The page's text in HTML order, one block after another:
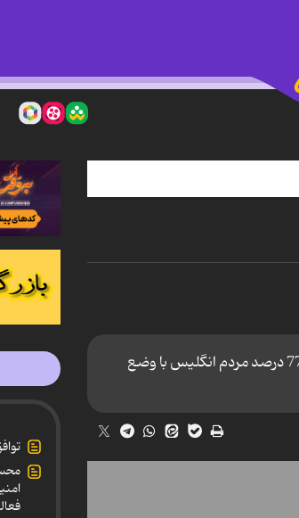
انگلیس سالیانه 77 هزار نفر را بخاطر مصرف دخانیات از دست می دهد به همین دلیل هم 77 درصد مردم انگلیس با وضع